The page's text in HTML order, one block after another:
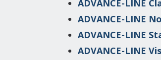
ADVANCE-LINE
ADVANCE-LINE
ADVANCE-LINE
ADVANCE-LINE